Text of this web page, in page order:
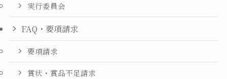
実行委員会
FAQ・要項請求
要項請求
賞状・賞品不足請求